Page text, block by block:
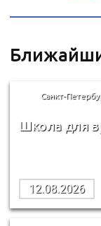
Санкт-
Школа для
12.08.2026